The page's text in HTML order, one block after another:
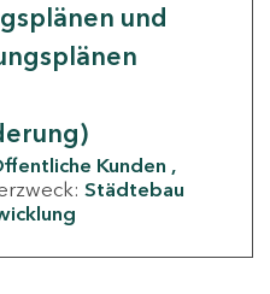
und
Kunden
Städtebau